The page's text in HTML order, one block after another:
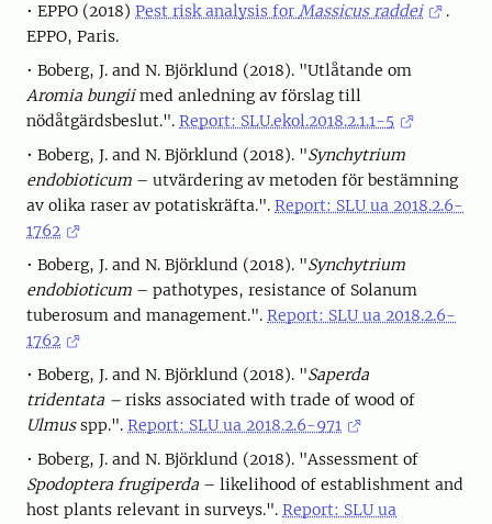
• EPPO (2018) Pest risk analysis for Massicus raddei
.
EPPO, Paris.
• Boberg, J. and N. Björklund (2018). "Utlåtande om
Aromia bungiimed anledning av förslag till
nödåtgärdsbeslut.". Report: SLU.ekol.2018.2.1.1-5
• Boberg, J. and N. Björklund (2018). "Synchytrium
endobioticum – utvärdering av metoden för bestämning
av olika raser av potatiskräfta.". Report: SLU ua 2018.2.6-
1762
• Boberg, J. and N. Björklund (2018). "Synchytrium
endobioticum – pathotypes, resistance of Solanum
tuberosum and management.". Report: SLU ua 2018.2.6-
1762
• Boberg, J. and N. Björklund (2018). "Saperda
tridentata – risks associated with trade of wood of
Ulmusspp.". Report: SLU ua 2018.2.6-971
• Boberg, J. and N. Björklund (2018). "Assessment of
Spodoptera frugiperda – likelihood of establishment and
host plants relevant in surveys.". Report: SLU ua